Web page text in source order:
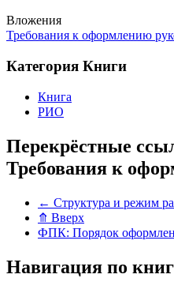
Вложения
Требования к оформлению
Категория Книги
Книга
РИО
Перекрёстные
Требования к
← Структура и режим
⤊ Вверх
ФПК: Порядок
Навигация по